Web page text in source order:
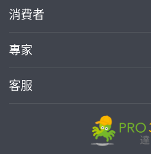
關於我們
部落格
加入我們
消費者
買服務
熱門服務
專家
案件中心
客服